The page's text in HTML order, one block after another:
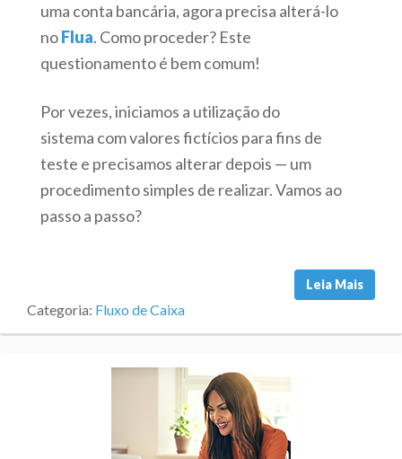
uma conta bancária, agora precisa alterá-lo
noFlua. Como proceder? Este
questionamento é bem comum!
Por vezes, iniciamos a utilização do
sistema com valores fictícios para fins de
teste e precisamos alterar depois — um
procedimento simples de realizar. Vamos ao
passo a passo?
Leia Mais
Categoria: Fluxo de Caixa